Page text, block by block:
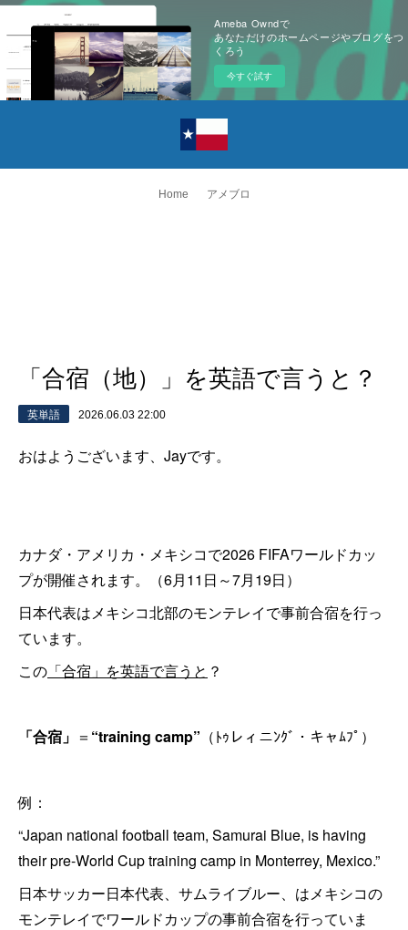
Ameba Owndで
あなただけのホームページやブログをつ
くろう
今すぐ試す
Home アメブロ
「合宿（地）」を英語で言うと？
英単語 2026.06.03 22:00
おはようございます、Jayです。
カナダ・アメリカ・メキシコで2026 FIFAワールドカッ
プが開催されます。（6月11日～7月19日）
日本代表はメキシコ北部のモンテレイで事前合宿を行っ
ています。
この 「合宿」を英語で言うと ？
「合宿」 ＝ “training camp” （ﾄｩレィニﾝｸﾞ・キャﾑﾌﾟ）
例：
“Japan national football team, Samurai Blue, is having
their pre-World Cup training camp in Monterrey, Mexico.”
日本サッカー日本代表、サムライブルー、はメキシコの
モンテレイでワールドカップの事前合宿を行っていま